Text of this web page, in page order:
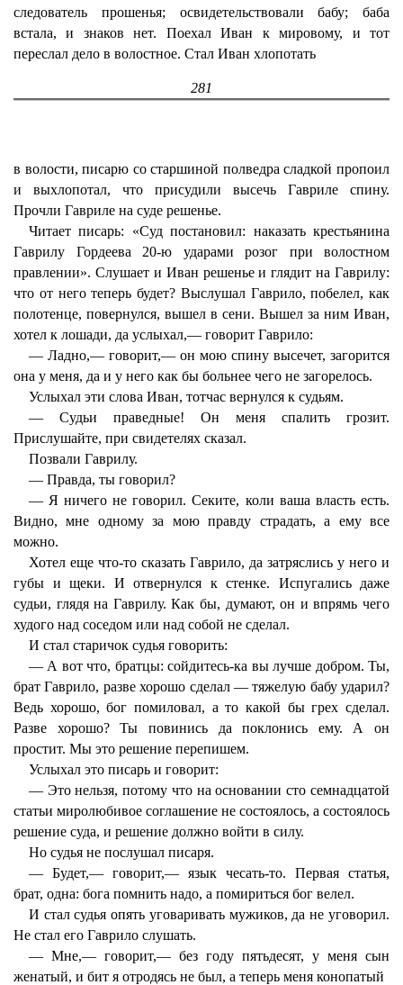
следователь прошенья; освидетельствовали бабу; баба
встала, и знаков нет. Поехал Иван к мировому, и тот
переслал дело в волостное. Стал Иван хлопотать
281
в волости, писарю со старшиной полведра сладкой пропоил
и выхлопотал, что присудили высечь Гавриле спину.
Прочли Гавриле на суде решенье.
Читает писарь: «Суд постановил: наказать крестьянина
Гаврилу Гордеева 20-ю ударами розог при волостном
правлении». Слушает и Иван решенье и глядит на Гаврилу:
что от него теперь будет? Выслушал Гаврило, побелел, как
полотенце, повернулся, вышел в сени. Вышел за ним Иван,
хотел к лошади, да услыхал,— говорит Гаврило:
— Ладно,— говорит,— он мою спину высечет, загорится
она у меня, да и у него как бы больнее чего не загорелось.
Услыхал эти слова Иван, тотчас вернулся к судьям.
— Судьи праведные! Он меня спалить грозит.
Прислушайте, при свидетелях сказал.
Позвали Гаврилу.
— Правда, ты говорил?
— Я ничего не говорил. Секите, коли ваша власть есть.
Видно, мне одному за мою правду страдать, а ему все
можно.
Хотел еще что-то сказать Гаврило, да затряслись у него и
губы и щеки. И отвернулся к стенке. Испугались даже
судьи, глядя на Гаврилу. Как бы, думают, он и впрямь чего
худого над соседом или над собой не сделал.
И стал старичок судья говорить:
— А вот что, братцы: сойдитесь-ка вы лучше добром. Ты,
брат Гаврило, разве хорошо сделал — тяжелую бабу ударил?
Ведь хорошо, бог помиловал, а то какой бы грех сделал.
Разве хорошо? Ты повинись да поклонись ему. А он
простит. Мы это решение перепишем.
Услыхал это писарь и говорит:
— Это нельзя, потому что на основании сто семнадцатой
статьи миролюбивое соглашение не состоялось, а состоялось
решение суда, и решение должно войти в силу.
Но судья не послушал писаря.
— Будет,— говорит,— язык чесать-то. Первая статья,
брат, одна: бога помнить надо, а помириться бог велел.
И стал судья опять уговаривать мужиков, да не уговорил.
Не стал его Гаврило слушать.
— Мне,— говорит,— без году пятьдесят, у меня сын
женатый, и бит я отродясь не был, а теперь меня конопатый